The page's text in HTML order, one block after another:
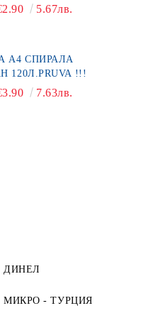
5.67лв.
А4 СПИРАЛА
МЕТЕКСАН 120Л.PRUVA !!!
7.63лв.
ДИНЕЛ
МИКРО - ТУРЦИЯ